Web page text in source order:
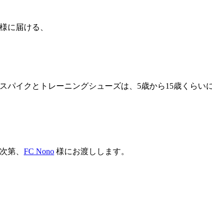
様に届ける、
イクとトレーニングシューズは、5歳から15歳くら
第、 FC Nono 様にお渡しします。